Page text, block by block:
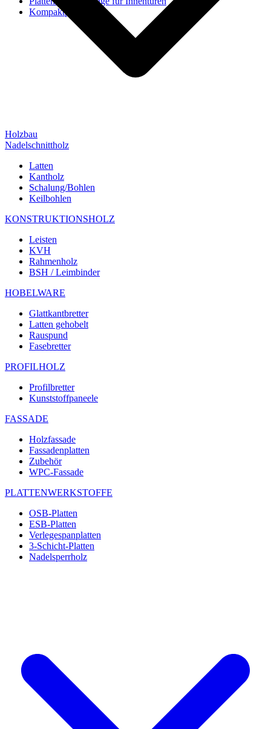
Kompaktplatten
Holzbau
Nadelschnittholz
Latten
Kantholz
Schalung/Bohlen
Keilbohlen
KONSTRUKTIONSHOLZ
Leisten
KVH
Rahmenholz
BSH / Leimbinder
HOBELWARE
Glattkantbretter
Latten gehobelt
Rauspund
Fasebretter
PROFILHOLZ
Profilbretter
Kunststoffpaneele
FASSADE
Holzfassade
Fassadenplatten
Zubehör
WPC-Fassade
PLATTENWERKSTOFFE
OSB-Platten
ESB-Platten
Verlegespanplatten
3-Schicht-Platten
Nadelsperrholz